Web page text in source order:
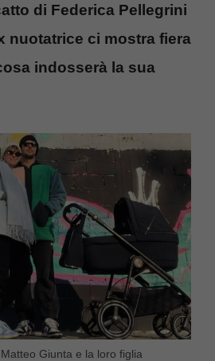
di Federica Pellegrini
nuotatrice ci mostra fiera
indosserà la sua
Giunta e la loro figlia